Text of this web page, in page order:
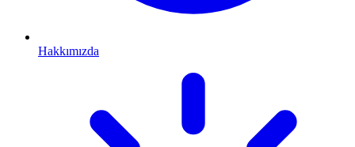
Hakkımızda